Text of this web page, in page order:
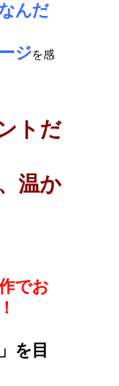
んだ
ジを感
トだ
温か
でお
を目